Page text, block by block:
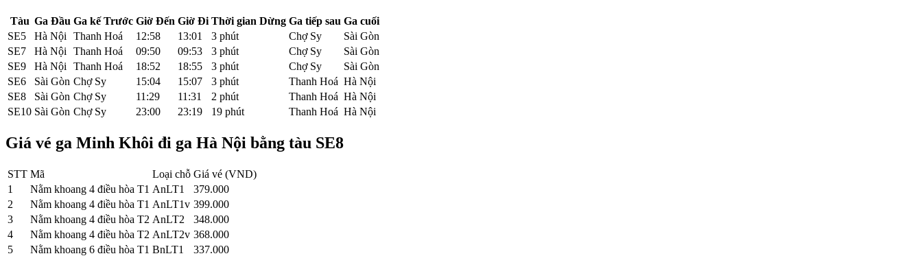
Tàu Ga Đầu Ga kế Trước Giờ Đến Giờ Đi Thời gian Dừng Ga tiếp sau Ga cuối
SE5
Hà Nội Thanh Hoá 12:58 13:01 3 phút Chợ Sy
Sài Gòn
SE7
Hà Nội Thanh Hoá 09:50 09:53 3 phút Chợ Sy
Sài Gòn
SE9
Hà Nội Thanh Hoá 18:52 18:55 3 phút Chợ Sy
Sài Gòn
SE6
Sài Gòn Chợ Sy 15:04 15:07 3 phút Thanh Hoá Hà Nội
SE8
Sài Gòn Chợ Sy 11:29 11:31 2 phút Thanh Hoá Hà Nội
SE10 Sài Gòn Chợ Sy 23:00 23:19 19 phút Thanh Hoá Hà Nội
Giá vé ga Minh Khôi đi ga Hà Nội bằng tàu SE8
STT Mã Loại chỗ Giá vé (VND)
1
Nằm khoang 4 điều hòa T1 AnLT1
379.000
2
Nằm khoang 4 điều hòa T1 AnLT1v 399.000
3
Nằm khoang 4 điều hòa T2 AnLT2
348.000
4
Nằm khoang 4 điều hòa T2 AnLT2v 368.000
5
Nằm khoang 6 điều hòa T1 BnLT1
337.000